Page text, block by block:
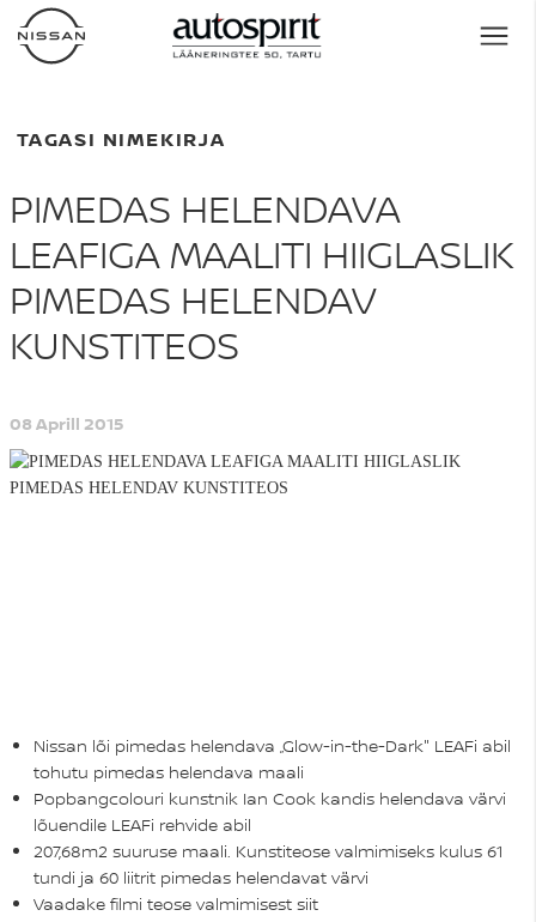
TAGASI NIMEKIRJA
PIMEDAS HELENDAVA
LEAFIGA MAALITI HIIGLASLIK
PIMEDAS HELENDAV
KUNSTITEOS
08 Aprill 2015
Nissan lõi pimedas helendava „Glow-in-the-Dark" LEAFi abil
tohutu pimedas helendava maali
Popbangcolouri kunstnik Ian Cook kandis helendava värvi
lõuendile LEAFi rehvide abil
207,68m2 suuruse maali. Kunstiteose valmimiseks kulus 61
tundi ja 60 liitrit pimedas helendavat värvi
Vaadake filmi teose valmimisest siit